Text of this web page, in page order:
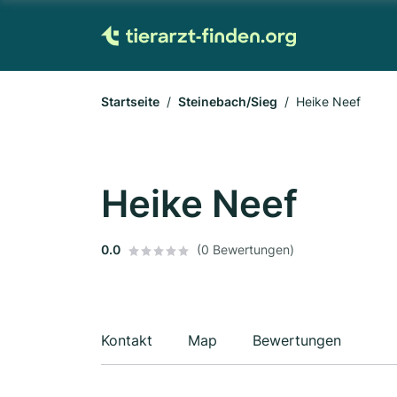
Startseite Steinebach/Sieg Heike Neef
Heike Neef
0.0 (0 Bewertungen)
Kontakt Map Bewertungen